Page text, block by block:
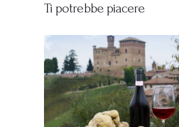
Ti potrebbe piacere